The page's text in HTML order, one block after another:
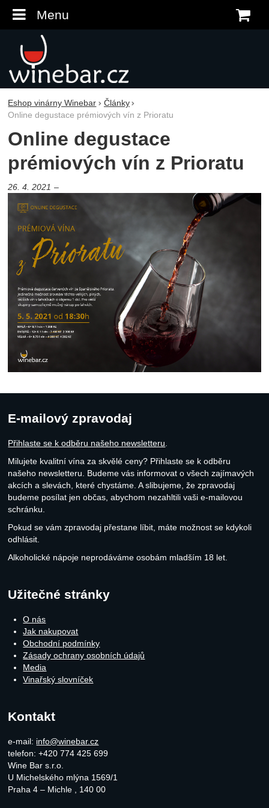
Menu
Eshop vinárny Winebar
Články
Online degustace prémiových vín z Prioratu
Online degustace
prémiových vín z Prioratu
26. 4. 2021
E-mailový zpravodaj
Přihlaste se k odběru našeho newsletteru
Milujete kvalitní vína za skvělé ceny? Přihlaste se k odběru
našeho newsletteru. Budeme vás informovat o všech zajímavých
akcích a slevách, které chystáme. A slibujeme, že zpravodaj
budeme posílat jen občas, abychom nezahltili vaši e-mailovou
schránku.
Pokud se vám zpravodaj přestane líbit, máte možnost se kdykoli
odhlásit.
Alkoholické nápoje neprodáváme osobám mladším 18 let.
Užitečné stránky
O nás
Jak nakupovat
Obchodní podmínky
Zásady ochrany osobních údajů
Media
Vinařský slovníček
Kontakt
e-mail: info@winebar.cz
telefon: +420 774 425 699
Wine Bar s.r.o.
U Michelského mlýna 1569/1
Praha 4 – Michle
140 00